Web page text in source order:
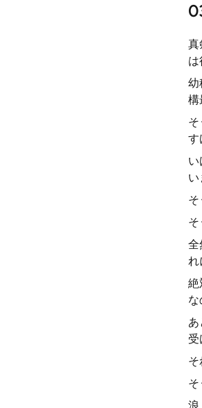
真
は
幼
構
す
い
そ
そ
全
れ
絶
な
受
そ
そ